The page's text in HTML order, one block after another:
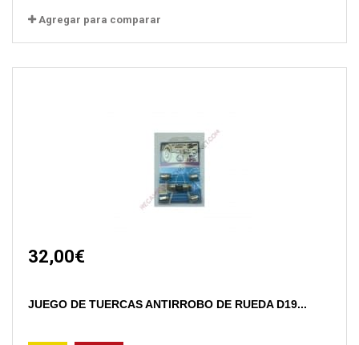
Agregar para comparar
32,00€
JUEGO DE TUERCAS ANTIRROBO DE RUEDA D19...